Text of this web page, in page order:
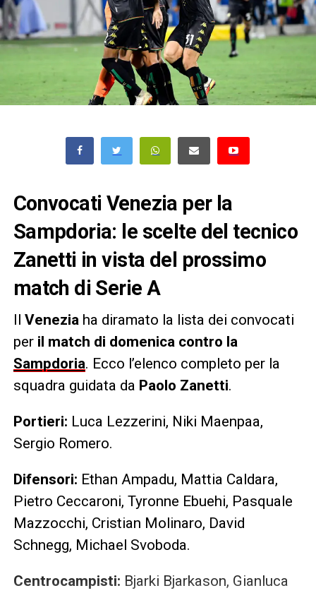
Convocati Venezia per la
Sampdoria: le scelte del tecnico
Zanetti in vista del prossimo
match di Serie A
Il Venezia ha diramato la lista dei convocati
per il match di domenica contro la
Sampdoria. Ecco l’elenco completo per la
squadra guidata da Paolo Zanetti.
Portieri: Luca Lezzerini, Niki Maenpaa,
Sergio Romero.
Difensori: Ethan Ampadu, Mattia Caldara,
Pietro Ceccaroni, Tyronne Ebuehi, Pasquale
Mazzocchi, Cristian Molinaro, David
Schnegg, Michael Svoboda.
Centrocampisti: Bjarki Bjarkason, Gianluca